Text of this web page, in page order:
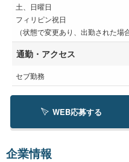
土、日曜日
フィリピン祝日
（状態で変更あり、出勤された場
通勤・アクセス
セブ勤務
WEB応募する
企業情報